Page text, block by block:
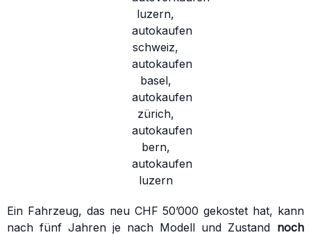
Ein Fahrzeug, das neu CHF 50’000 gekostet hat, kann
nach fünf Jahren je nach Modell und Zustand noch